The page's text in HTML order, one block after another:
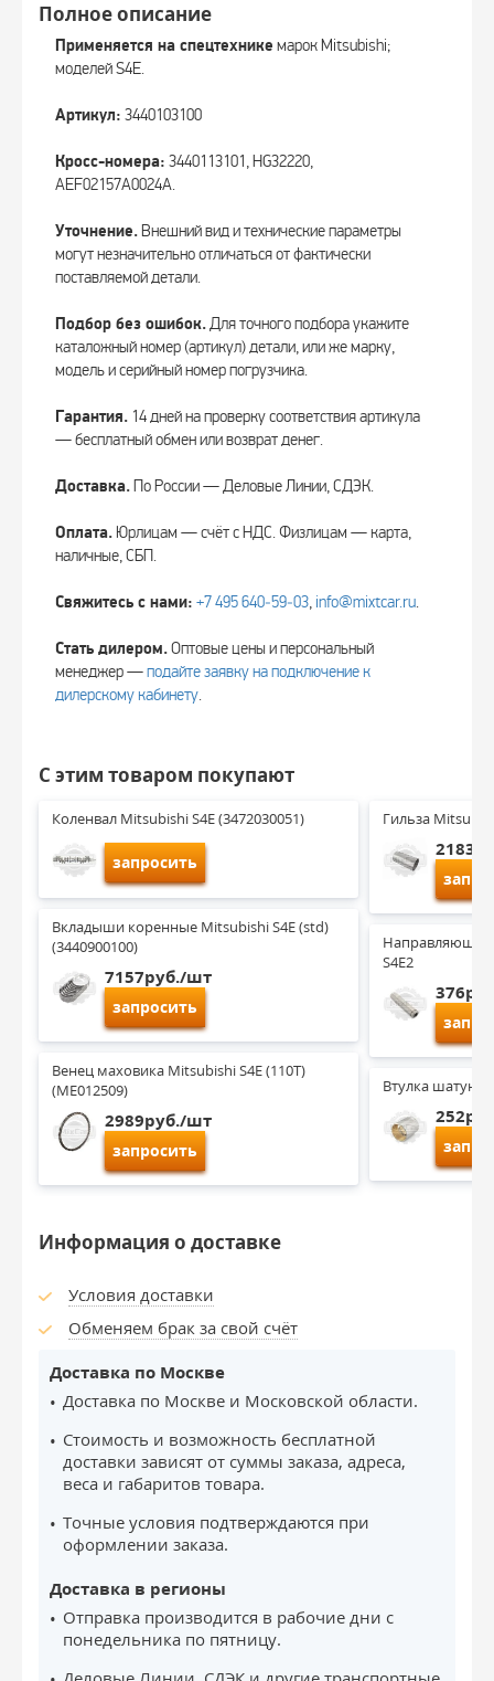
Полное описание
Применяется на спецтехнике марок Mitsubishi;
моделей S4E.
Артикул: 3440103100
Кросс-номера: 3440113101, HG32220,
AEF02157A0024A.
Уточнение.Внешний вид и технические параметры
могут незначительно отличаться от фактически
поставляемой детали.
Подбор без ошибок.Для точного подбора укажите
каталожный номер (артикул) детали, или же марку,
модель и серийный номер погрузчика.
Гарантия. 14 дней на проверку соответствия артикула
— бесплатный обмен или возврат денег.
Доставка.По России — Деловые Линии, СДЭК.
Оплата. Юрлицам — счёт с НДС. Физлицам — карта,
наличные, СБП.
Свяжитесь с нами: +7 495 640‑59‑03, info@mixtcar.ru.
Стать дилером.Оптовые цены и персональный
менеджер —подайте заявку на подключение к
дилерскому кабинету.
С этим товаром покупают
Коленвал Mitsubishi S4E (3472030051)
запросить
Вкладыши коренные Mitsubishi S4E (std)
(3440900100)
7157руб./шт
запросить
Венец маховика Mitsubishi S4E (110T)
(ME012509)
2989руб./шт
запросить
Гильза
Направляющая
S4E2
Втулка шатуна
Информация о доставке
Условия доставки
Обменяем брак за свой счёт
Доставка по Москве
Доставка по Москве и Московской области.
Стоимость и возможность бесплатной
доставки зависят от суммы заказа, адреса,
веса и габаритов товара.
Точные условия подтверждаются при
оформлении заказа.
Доставка в регионы
Отправка производится в рабочие дни с
понедельника по пятницу.